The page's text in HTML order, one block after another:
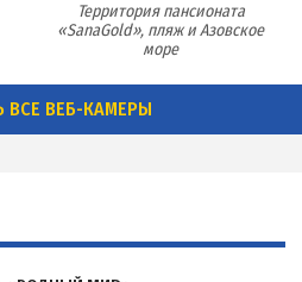
Территория пансионата
«SanaGold», пляж и Азовское
море
ВСЕ ВЕБ-КАМЕРЫ